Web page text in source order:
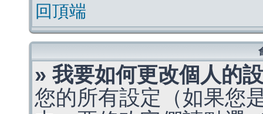
回頂端
» 我要如何更改個人的
您的所有設定（如果您